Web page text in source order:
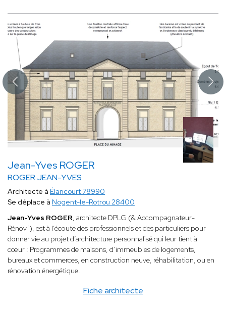
Jean-Yves ROGER
ROGER JEAN-YVES
Fiche architecte
Architecte à Élancourt 78990
Se déplace à Nogent-le-Rotrou 28400
Jean-Yves ROGER, architecte DPLG (& Accompagnateur-
Rénov’), est à l’écoute des professionnels et des particuliers pour
donner vie au projet d’architecture personnalisé qui leurtient à
cœur : Programmes de maisons, d’immeubles de logements,
bureaux et commerces, en construction neuve, réhabilitation, ou en
rénovation énergétique.